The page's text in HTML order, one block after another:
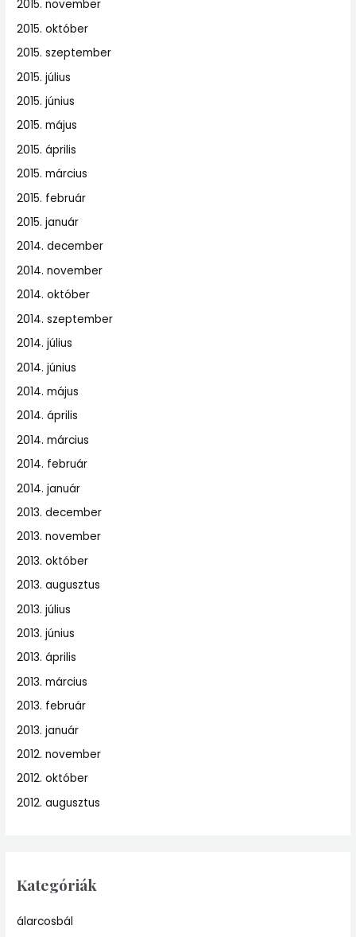
2015. november
2015. október
2015. szeptember
2015. július
2015. június
2015. május
2015. április
2015. március
2015. február
2015. január
2014. december
2014. november
2014. október
2014. szeptember
2014. július
2014. június
2014. május
2014. április
2014. március
2014. február
2014. január
2013. december
2013. november
2013. október
2013. augusztus
2013. július
2013. június
2013. április
2013. március
2013. február
2013. január
2012. november
2012. október
2012. augusztus
Kategóriák
álarcosbál